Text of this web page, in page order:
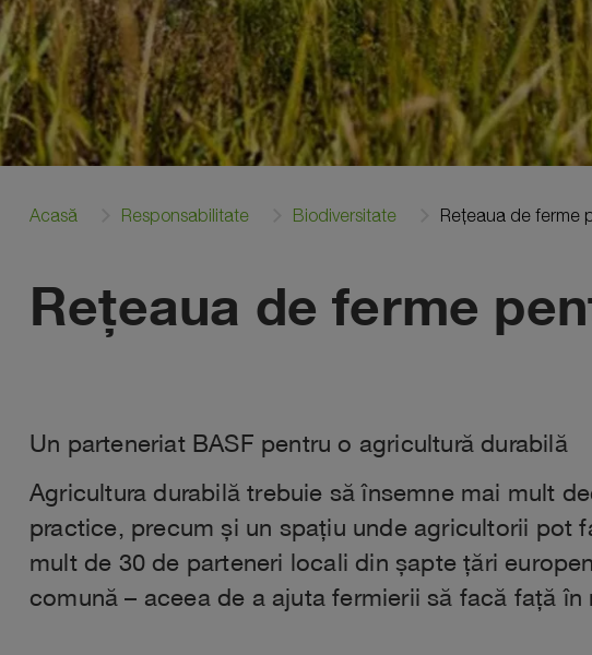
Acasă Responsabilitate Biodiversitate Rețeaua de ferme
Rețeaua de ferme
Un parteneriat BASF pentru o agricultură durabilă
Agricultura durabilă trebuie să însemne mai mult
practice, precum și un spațiu unde agricultorii pot
mult de 30 de parteneri locali din șapte țări
comună – aceea de a ajuta fermierii să facă față